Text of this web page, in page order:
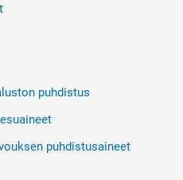
puhdistus
puhdistusaineet